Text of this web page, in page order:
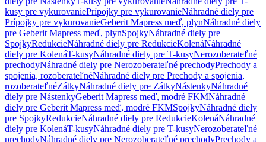
kusy pre vykurovaniePrípojky pre vykurovanieNáhradné diely pre
Prípojky pre vykurovanieGeberit Mapress meď, plynNáhradné diely
pre Geberit Mapress meď, plynSpojkyNáhradné diely pre
SpojkyRedukcieNáhradné diely pre RedukcieKolenáNáhradné
diely pre KolenáT-kusyNáhradné diely pre T-kusyNerozoberateľné
prechodyNáhradné diely pre Nerozoberateľné prechodyPrechody a
spojenia, rozoberateľnéNáhradné diely pre Prechody a spojenia,
rozoberateľnéZátkyNáhradné diely pre ZátkyNástenkyNáhradné
diely pre NástenkyGeberit Mapress meď, modré FKMNáhradné
diely pre Geberit Mapress meď, modré FKMSpojkyNáhradné diely
pre SpojkyRedukcieNáhradné diely pre RedukcieKolenáNáhradné
diely pre KolenáT-kusyNáhradné diely pre T-kusyNerozoberateľné
prechodyNáhradné diely pre Nerozoberateľné prechodyPrechody a